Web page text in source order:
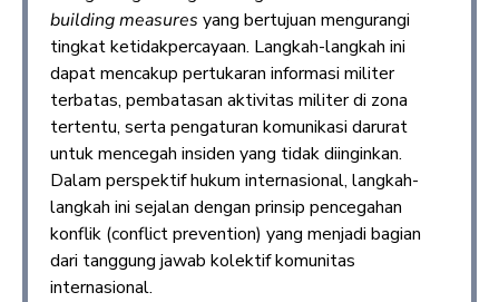
building measures yang bertujuan mengurangi
tingkat ketidakpercayaan. Langkah-langkah ini
dapat mencakup pertukaran informasi militer
terbatas, pembatasan aktivitas militer di zona
tertentu, serta pengaturan komunikasi darurat
untuk mencegah insiden yang tidak diinginkan.
Dalam perspektif hukum internasional, langkah-
langkah ini sejalan dengan prinsip pencegahan
konflik (conflict prevention) yang menjadi bagian
dari tanggung jawab kolektif komunitas
internasional.